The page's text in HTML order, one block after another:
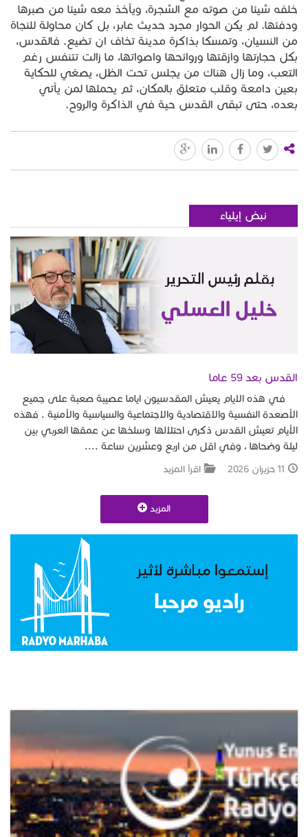
خلفه شيئا من صوته مع الشجرة، ويأخذ معه شيئا من صبرها
ودفئها. لم يكن الحوار مجرد حديث عابر، بل كان محاولة للنجاة
من النسيان، وتمسكا بذاكرة مدينة تخاف ان تضيع. فالقدس،
بكل حجارتها وازقتها وروائحها واصواتها، ما زالت تتنفس رغم
التعب، وما زال هناك من يجلس تحت الظل، يصغي للحكاية
بعين دامعة وقلب متعلق بالمكان، ثم يحملها لمن يأتي
بعده، حتى تبقى القدس حية في الذاكرة والروح.
نبض إيلياء
القدس بعد 59 عاما
في هذه الايام يعيش المقدسيون اياما عصيبة صعبة على جميع
الأصعدة النفسية والاقتصادية والاجتماعية والسياسية والأمنية . فهذه
الأيام تعيش القدس ذكرى احتلالها وسلخها عن عمقها العربي بين
ليلة وضحاها ، وفي اقل من اربع وعشرين ساعة ....
11 حزيران 2026 اقرأ المزيد
المزيد